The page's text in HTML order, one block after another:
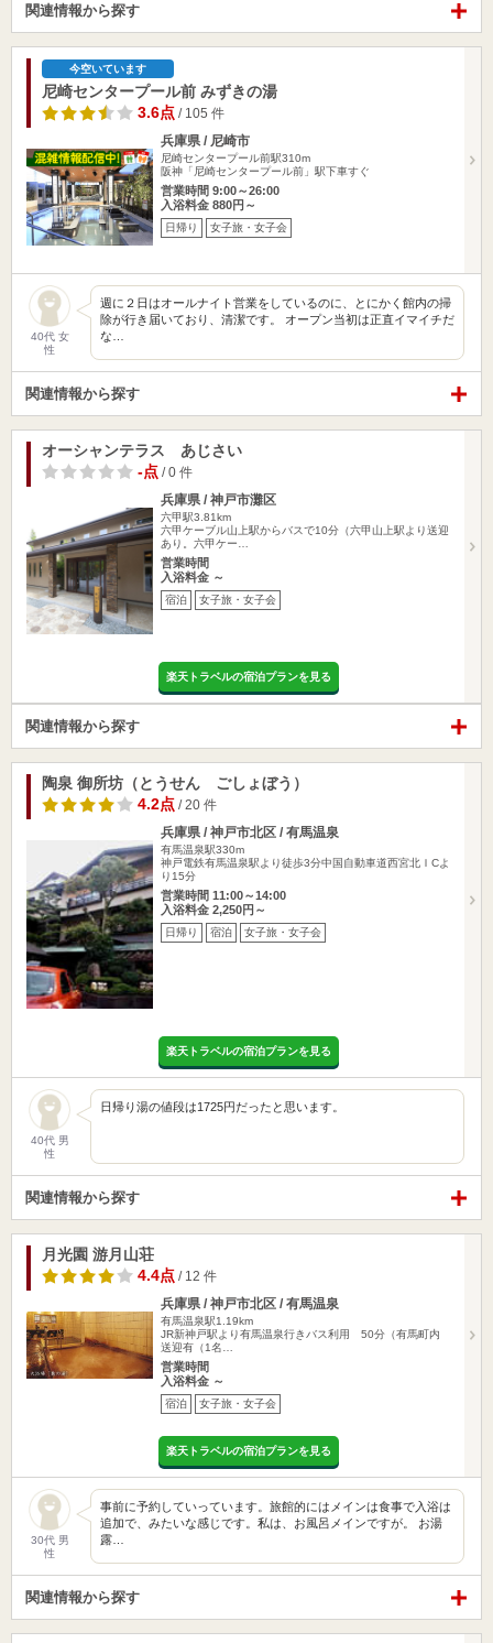
関連情報から探す
今空いています
尼崎センタープール前 みずきの湯
3.6点 / 105 件
兵庫県 / 尼崎市
尼崎センタープール前駅310m
阪神「尼崎センタープール前」駅下車すぐ
営業時間 9:00～26:00
入浴料金 880円～
日帰り 女子旅・女子会
40代 女
性
週に２日はオールナイト営業をしているのに、とにかく館内の掃
除が行き届いており、清潔です。 オープン当初は正直イマイチだ
な…
関連情報から探す
オーシャンテラス あじさい
-点 / 0 件
兵庫県 / 神戸市灘区
六甲駅3.81km
六甲ケーブル山上駅からバスで10分（六甲山上駅より送迎
あり。六甲ケー…
営業時間
入浴料金 ～
宿泊 女子旅・女子会
楽天トラベルの宿泊プランを見る
関連情報から探す
陶泉 御所坊（とうせん ごしょぼう）
4.2点 / 20 件
兵庫県 / 神戸市北区 / 有馬温泉
有馬温泉駅330m
神戸電鉄有馬温泉駅より徒歩3分中国自動車道西宮北ＩCよ
り15分
営業時間 11:00～14:00
入浴料金 2,250円～
日帰り 宿泊 女子旅・女子会
楽天トラベルの宿泊プランを見る
40代 男
性
日帰り湯の値段は1725円だったと思います。
関連情報から探す
月光園 游月山荘
4.4点 / 12 件
兵庫県 / 神戸市北区 / 有馬温泉
有馬温泉駅1.19km
JR新神戸駅より有馬温泉行きバス利用 50分（有馬町内
送迎有（1名…
営業時間
入浴料金 ～
宿泊 女子旅・女子会
楽天トラベルの宿泊プランを見る
30代 男
性
事前に予約していっています。旅館的にはメインは食事で入浴は
追加で、みたいな感じです。私は、お風呂メインですが。 お湯
露…
関連情報から探す